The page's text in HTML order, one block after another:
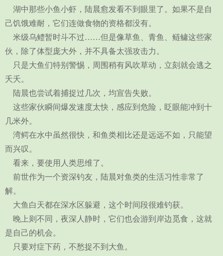
湖中那些小鱼小虾，陆晨愈发看不到眼里了。如果不是自
己饥饿难耐，它们连做食物的资格都没有。
米级乌鳢暂时斗不过……但是像草鱼、青鱼、鲢鳙这些家
伙，除了体型庞大外，并不具备太强攻击力。
只是大鱼们特别警惕，周围稍有风吹草动，立刻就会逃之
夭夭。
陆晨也尝试着捕捉过几次，均宣告失败。
这些家伙瞬间爆发速度太快，感应到危险，眨眼能冲到十
几米外。
湾鳄在水中虽然很快，和鱼类相比还是远远不如，只能望
而兴叹。
看来，要使用人类思维了。
前世作为一个资深钓友，陆晨对鱼类的生活习性非常了
解。
大鱼白天都在深水区躲避，这个时间段很难钓获。
晚上则不同，夜深人静时，它们也会游到岸边觅食，这就
是自己的机会。
只要对症下药，不愁捉不到大鱼。